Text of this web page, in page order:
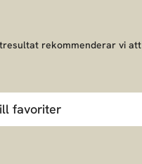
rekommenderar vi att
favoriter